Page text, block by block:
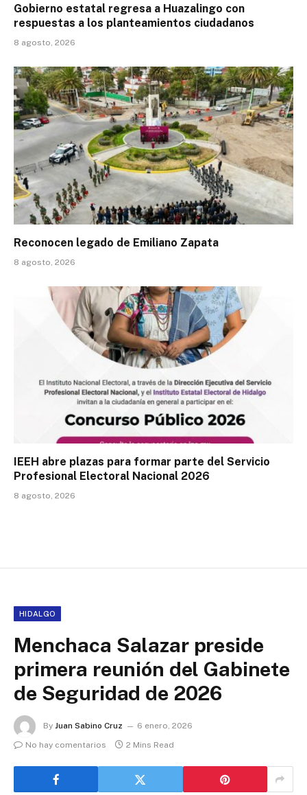
Gobierno estatal regresa a Huazalingo con
respuestas a los planteamientos ciudadanos
8 agosto, 2026
Reconocen legado de Emiliano Zapata
8 agosto, 2026
IEEH abre plazas para formar parte del Servicio
Profesional Electoral Nacional 2026
8 agosto, 2026
HIDALGO
Menchaca Salazar preside
primera reunión del Gabinete
de Seguridad de 2026
By Juan Sabino Cruz
6 enero, 2026
No hay comentarios
2 Mins Read